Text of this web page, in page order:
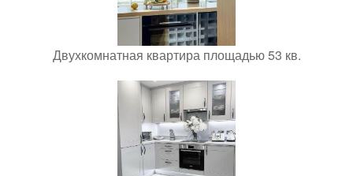
Двухкомнатная квартира площадью 53 кв.